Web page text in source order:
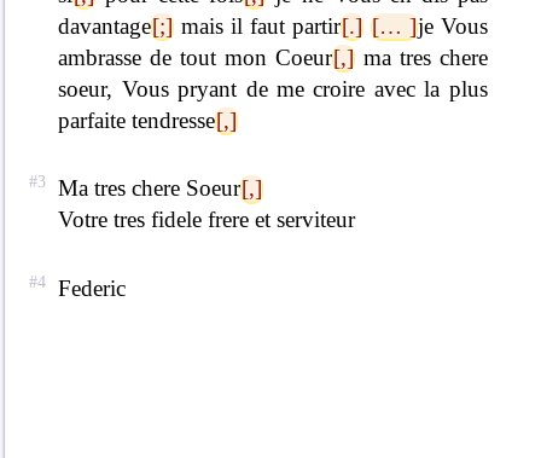
davantage[;] mais il faut partir[.] [… ]je Vous
ambrasse de tout mon Coeur[,]ma tres chere
soeur, Vous pryant de me croire avec la plus
parfaite tendresse[,]
Ma tres chere Soeur[,]
Votre tres fidele frere et serviteur
Federic